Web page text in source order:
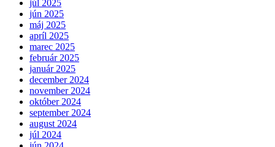
júl 2025
jún 2025
máj 2025
apríl 2025
marec 2025
február 2025
január 2025
december 2024
november 2024
október 2024
september 2024
august 2024
júl 2024